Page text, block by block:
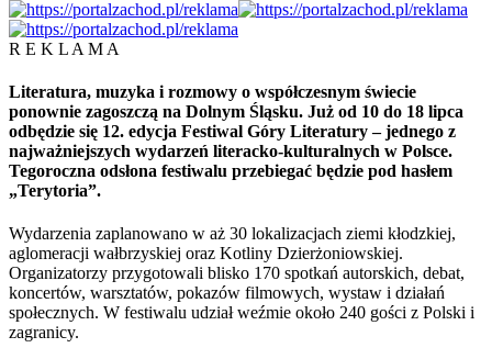
R E K L A M A
Literatura, muzyka i rozmowy o współczesnym świecie
ponownie zagoszczą na Dolnym Śląsku. Już od 10 do 18 lipca
odbędzie się 12. edycja Festiwal Góry Literatury – jednego z
najważniejszych wydarzeń literacko-kulturalnych w Polsce.
Tegoroczna odsłona festiwalu przebiegać będzie pod hasłem
„Terytoria”.
Wydarzenia zaplanowano w aż 30 lokalizacjach ziemi kłodzkiej,
aglomeracji wałbrzyskiej oraz Kotliny Dzierżoniowskiej.
Organizatorzy przygotowali blisko 170 spotkań autorskich, debat,
koncertów, warsztatów, pokazów filmowych, wystaw i działań
społecznych. W festiwalu udział weźmie około 240 gości z Polski i
zagranicy.